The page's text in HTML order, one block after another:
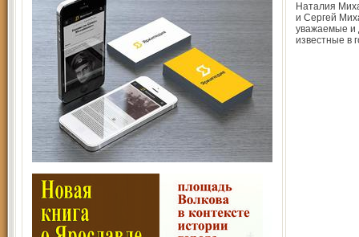
Наталия
и Сергей
уважаемые и
известные в